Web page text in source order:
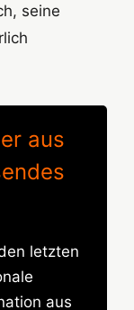
seine
aus
letzten
aus